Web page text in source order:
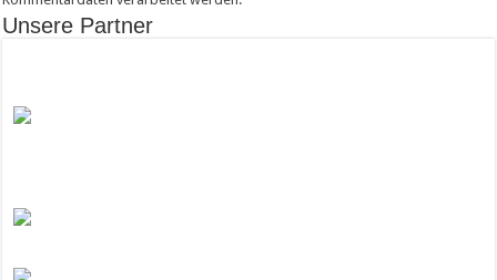
Unsere Partner